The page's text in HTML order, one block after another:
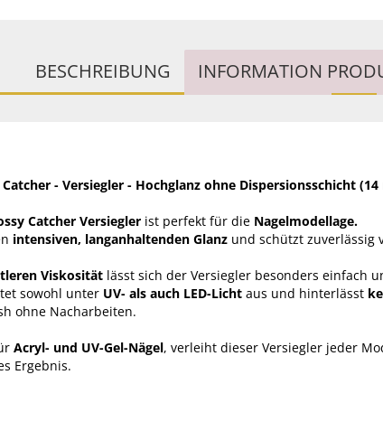
BESCHREIBUNG INFORMATION
- Versiegler - Hochglanz ohne Dispersionsschicht (14
Catcher Versiegler ist perfekt für die Nagelmodellage.
intensiven, langanhaltenden Glanz und schützt zuverlässig
Viskosität lässt sich der Versiegler besonders einfach
sowohl unter UV- als auch LED-Licht aus und hinterlässt
ohne Nacharbeiten.
Acryl- und UV-Gel-Nägel, verleiht dieser Versiegler jeder
Ergebnis.